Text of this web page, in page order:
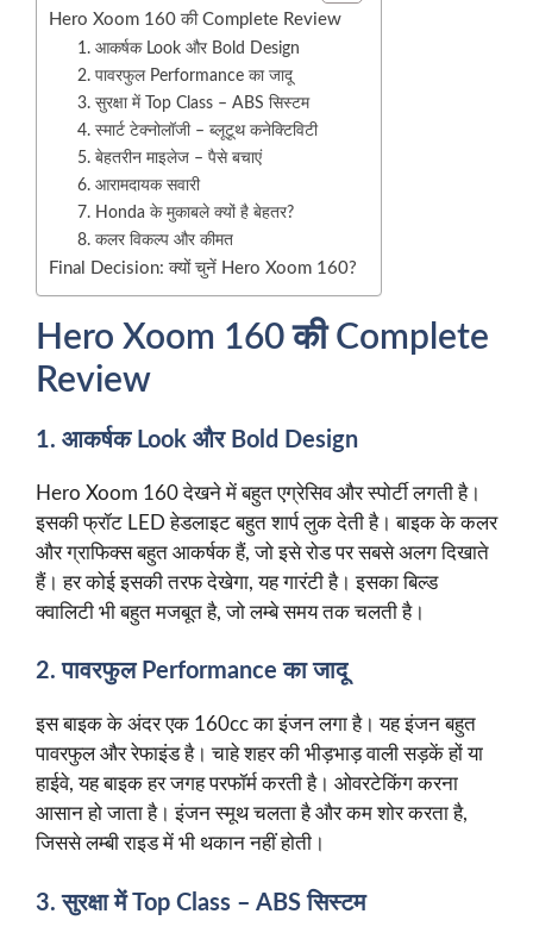
Hero Xoom 160 की Complete Review
1. आकर्षक Look और Bold Design
2. पावरफुल Performance का जादू
3. सुरक्षा में Top Class – ABS सिस्टम
4. स्मार्ट टेक्नोलॉजी – ब्लूटूथ कनेक्टिविटी
5. बेहतरीन माइलेज – पैसे बचाएं
6. आरामदायक सवारी
7. Honda के मुकाबले क्यों है बेहतर?
8. कलर विकल्प और कीमत
Final Decision: क्यों चुनें Hero Xoom 160?
Hero Xoom 160 की Complete
Review
1. आकर्षक Look और Bold Design
Hero Xoom 160 देखने में बहुत एग्रेसिव और स्पोर्टी लगती है।
इसकी फ्रॉट LED हेडलाइट बहुत शार्प लुक देती है। बाइक के कलर
और ग्राफिक्स बहुत आकर्षक हैं, जो इसे रोड पर सबसे अलग दिखाते
हैं। हर कोई इसकी तरफ देखेगा, यह गारंटी है। इसका बिल्ड
क्वालिटी भी बहुत मजबूत है, जो लम्बे समय तक चलती है।
2. पावरफुल Performance का जादू
इस बाइक के अंदर एक 160cc का इंजन लगा है। यह इंजन बहुत
पावरफुल और रेफाइंड है। चाहे शहर की भीड़भाड़ वाली सड़कें हों या
हाईवे, यह बाइक हर जगह परफॉर्म करती है। ओवरटेकिंग करना
आसान हो जाता है। इंजन स्मूथ चलता है और कम शोर करता है,
जिससे लम्बी राइड में भी थकान नहीं होती।
3. सुरक्षा में Top Class – ABS सिस्टम